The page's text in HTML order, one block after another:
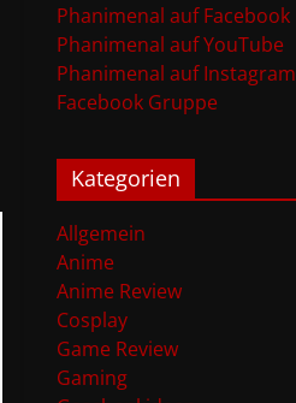
Phanimenal auf Facebook
Phanimenal auf YouTube
Phanimenal auf Instagram
Facebook Gruppe
Kategorien
Allgemein
Anime
Anime Review
Cosplay
Game Review
Gaming